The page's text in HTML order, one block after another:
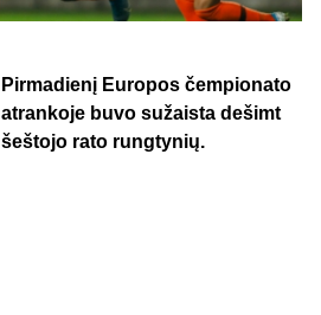
Pirmadienį Europos čempionato
atrankoje buvo sužaista dešimt
šeštojo rato rungtynių.